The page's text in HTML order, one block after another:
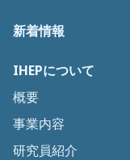
新着情報
IHEPについて
概要
事業内容
研究員紹介